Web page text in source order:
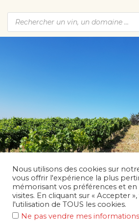
Nous utilisons des cookies sur
vous offrir l'expérience la plus
mémorisant vos préférences et
visites. En cliquant sur « Accepter
l'utilisation de TOUS les cookies.
Ne pas vendre mes